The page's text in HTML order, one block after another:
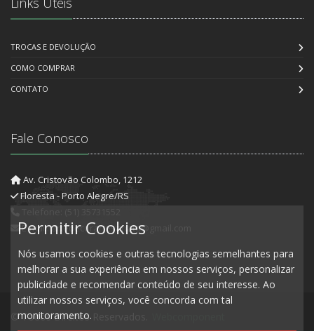
TROCAS E DEVOLUÇÃO
COMO COMPRAR
CONTATO
Fale Conosco
Av. Cristovão Colombo, 1212
Floresta - Porto Alegre/RS
E-mail: artedecorartesanato@gmail.com
© Todos Direitos Reservados.
Permitir Cookies
Nós usamos cookies e outras tecnologias semelhantes para
melhorar a sua experiência em nossos serviços, personalizar
publicidade e recomendar conteúdo de seu interesse. Ao
utilizar nossos serviços, você concorda com tal
monitoramento.